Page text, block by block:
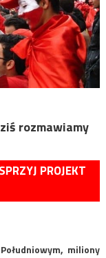
rozmawiamy
PROJEKT
miliony